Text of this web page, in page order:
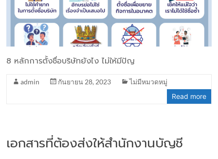
8 หลักการตั้งชื่อบริษัทยังไง ไม่ให้มีปัญ
admin กันยายน 28, 2023
ไม่มีหมวดหมู่
Read more
เอกสารที่ต้องส่งให้สำนักงานบัญชี